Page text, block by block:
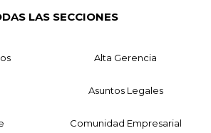
LAS SECCIONES
Alta Gerencia
Asuntos Legales
Comunidad Empresarial